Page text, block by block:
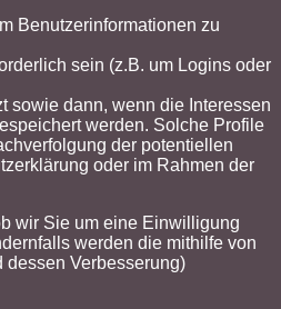
Benutzerinformationen zu
sein (z.B. um Logins oder
sowie dann, wenn die Interessen
werden. Solche Profile
der potentiellen
oder im Rahmen der
wir Sie um eine Einwilligung
werden die mithilfe von
dessen Verbesserung)